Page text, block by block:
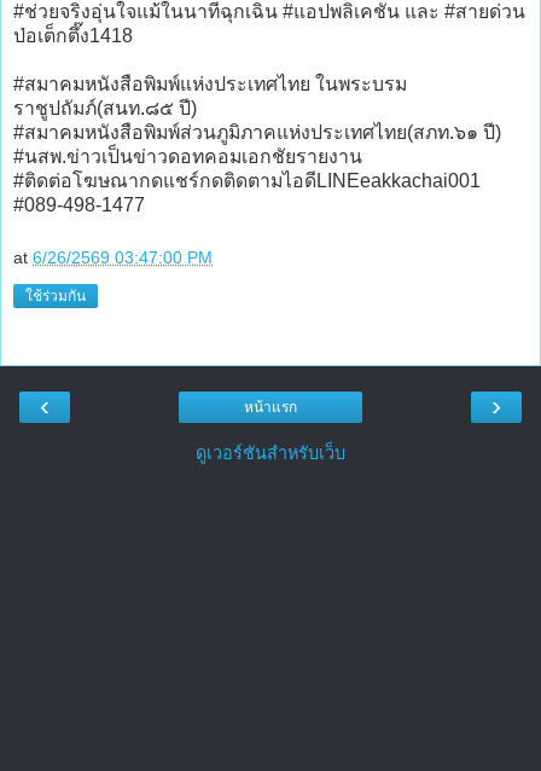
#ช่วยจริงอุ่นใจแม้ในนาทีฉุกเฉิน #แอปพลิเคชัน และ #สายด่วน
ป่อเต็กตึ๊ง1418
#สมาคมหนังสือพิมพ์แห่งประเทศไทย ในพระบรม
ราชูปถัมภ์(สนท.๘๕ ปี)
#สมาคมหนังสือพิมพ์ส่วนภูมิภาคแห่งประเทศไทย(สภท.๖๑ ปี)
#นสพ.ข่าวเป็นข่าวดอทคอมเอกชัยรายงาน
#ติดต่อโฆษณากดแชร์กดติดตามไอดีLINEeakkachai001
#089-498-1477
at 6/26/2569 03:47:00 PM
ใช้ร่วมกัน
‹ ›
หน้าแรก
ดูเวอร์ชันสำหรับเว็บ